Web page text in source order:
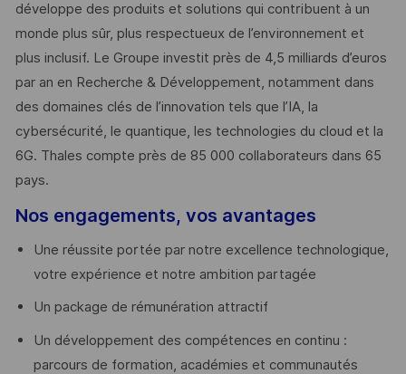
développe des produits et solutions qui contribuent à un
monde plus sûr, plus respectueux de l’environnement et
plus inclusif. Le Groupe investit près de 4,5 milliards d’euros
par an en Recherche & Développement, notamment dans
des domaines clés de l’innovation tels que l’IA, la
cybersécurité, le quantique, les technologies du cloud et la
6G. Thales compte près de 85 000 collaborateurs dans 65
pays. ​
Nos engagements, vos avantages
Une réussite portée par notre excellence technologique,
votre expérience et notre ambition partagée
Un package de rémunération attractif
Un développement des compétences en continu :
parcours de formation, académies et communautés